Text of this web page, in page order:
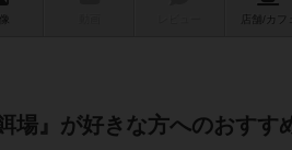
店舗/ カフェ
場』が好きな方へのおすす